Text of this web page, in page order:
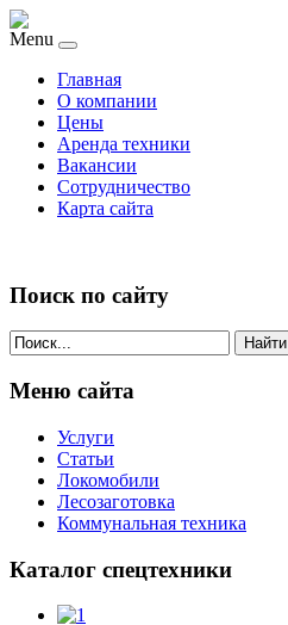
Menu
Главная
О компании
Цены
Аренда техники
Вакансии
Сотрудничество
Карта сайта
Поиск по сайту
Найти
Меню сайта
Услуги
Статьи
Локомобили
Лесозаготовка
Коммунальная техника
Каталог спецтехники